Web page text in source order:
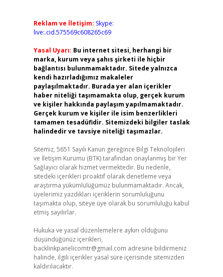
Reklam ve İletişim: Skype:
live:.cid.575569c608265c69
Yasal Uyarı: Bu internet sitesi, herhangi bir
marka, kurum veya şahıs şirketi ile hiçbir
bağlantısı bulunmamaktadır. Sitede yalnızca
kendi hazırladığımız makaleler
paylaşılmaktadır. Burada yer alan içerikler
haber niteliği taşımamakta olup, gerçek kurum
ve kişiler hakkında paylaşım yapılmamaktadır.
Gerçek kurum ve kişiler ile isim benzerlikleri
tamamen tesadüfidir. Sitemizdeki bilgiler taslak
halindedir ve tavsiye niteliği taşımazlar.
Sitemiz, 5651 Sayılı Kanun gereğince Bilgi Teknolojileri
ve İletişim Kurumu (BTK) tarafından onaylanmış bir Yer
Sağlayıcı olarak hizmet vermektedir. Bu nedenle,
sitedeki içerikleri proaktif olarak denetleme veya
araştırma yükümlülüğümüz bulunmamaktadır. Ancak,
üyelerimiz yazdıkları içeriklerin sorumluluğunu
taşımakta olup, siteye üye olarak bu sorumluluğu kabul
etmiş sayılırlar.
Hukuka ve yasal düzenlemelere aykırı olduğunu
düşündüğünüz içerikleri,
backlinkpanelicomtr@gmail.com adresine bildirmeniz
halinde, ilgili içerikler yasal süre içerisinde sitemizden
kaldırılacaktır.